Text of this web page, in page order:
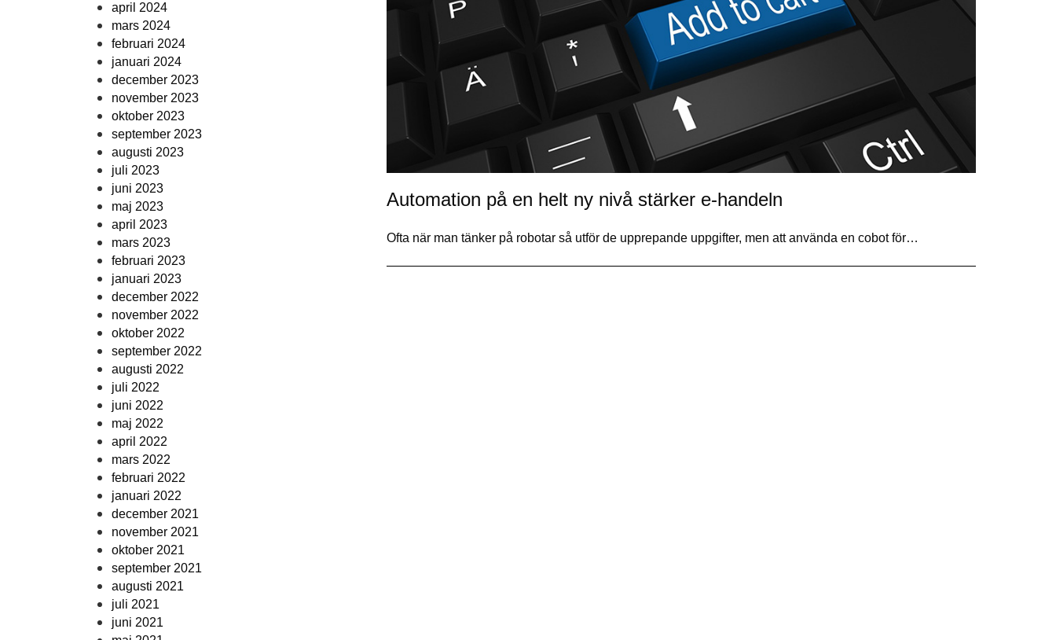
april 2024
mars 2024
februari 2024
januari 2024
december 2023
november 2023
oktober 2023
september 2023
augusti 2023
juli 2023
juni 2023
maj 2023
april 2023
mars 2023
februari 2023
januari 2023
december 2022
november 2022
oktober 2022
september 2022
augusti 2022
juli 2022
juni 2022
maj 2022
april 2022
mars 2022
februari 2022
januari 2022
december 2021
november 2021
oktober 2021
september 2021
augusti 2021
juli 2021
juni 2021
Automation på en helt ny nivå stärker e-handeln
Ofta när man tänker på robotar så utför de upprepande uppgifter, men att använda en cobot för…